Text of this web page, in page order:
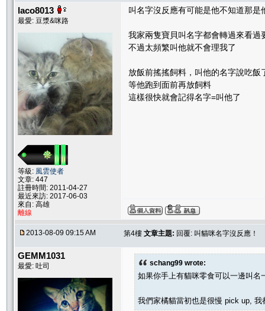
laco8013
最愛: 豆漿&咪路
等級: 風雲使者
文章: 447
註冊時間: 2011-04-27
最近來訪: 2017-06-03
來自: 高雄
離線
叫名字沒反應有可能是他不知道那
我家兩隻寶貝叫名字都會轉過來看過
不過太頻繁叫他就不會理我了
放飯前搖搖飼料，叫他的名字說吃飯
等他跑到面前再放飼料
這樣很快就會記得名字=叫他了
2013-08-09 09:15 AM 第4樓 文章主題: 回覆: 叫貓咪名字沒反應！
GEMM1031
最愛: 吐司 schang99 wrote:
如果你手上有貓咪零食可以一邊叫名
我們家橘貓當初也是很慢 pick up, 我